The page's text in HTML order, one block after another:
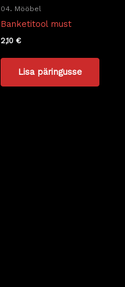
04. Mööbel
Banketitool must
2,10 €
Lisa päringusse